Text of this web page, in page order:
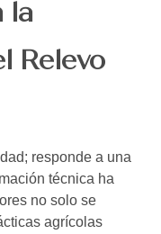
la
Relevo
responde a una
técnica ha
no solo se
agrícolas